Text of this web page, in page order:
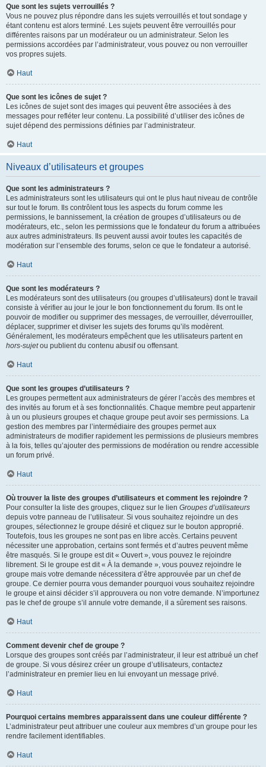
Que sont les sujets verrouillés ?
Vous ne pouvez plus répondre dans les sujets verrouillés et tout sondage y
étant contenu est alors terminé. Les sujets peuvent être verrouillés pour
différentes raisons par un modérateur ou un administrateur. Selon les
permissions accordées par l’administrateur, vous pouvez ou non verrouiller
vos propres sujets.
Haut
Que sont les icônes de sujet ?
Les icônes de sujet sont des images qui peuvent être associées à des
messages pour refléter leur contenu. La possibilité d’utiliser des icônes de
sujet dépend des permissions définies par l’administrateur.
Haut
Niveaux d’utilisateurs et groupes
Que sont les administrateurs ?
Les administrateurs sont les utilisateurs qui ont le plus haut niveau de contrôle
sur tout le forum. Ils contrôlent tous les aspects du forum comme les
permissions, le bannissement, la création de groupes d’utilisateurs ou de
modérateurs, etc., selon les permissions que le fondateur du forum a attribuées
aux autres administrateurs. Ils peuvent aussi avoir toutes les capacités de
modération sur l’ensemble des forums, selon ce que le fondateur a autorisé.
Haut
Que sont les modérateurs ?
Les modérateurs sont des utilisateurs (ou groupes d’utilisateurs) dont le travail
consiste à vérifier au jour le jour le bon fonctionnement du forum. Ils ont le
pouvoir de modifier ou supprimer des messages, de verrouiller, déverrouiller,
déplacer, supprimer et diviser les sujets des forums qu’ils modèrent.
Généralement, les modérateurs empêchent que les utilisateurs partent en
hors-sujetou publient du contenu abusif ou offensant.
Haut
Que sont les groupes d’utilisateurs ?
Les groupes permettent aux administrateurs de gérer l’accès des membres et
des invités au forum et à ses fonctionnalités. Chaque membre peut appartenir
à un ou plusieurs groupes et chaque groupe peut avoir ses permissions. La
gestion des membres par l’intermédiaire des groupes permet aux
administrateurs de modifier rapidement les permissions de plusieurs membres
à la fois, telles qu’ajouter des permissions de modération ou rendre accessible
un forum privé.
Haut
Où trouver la liste des groupes d’utilisateurs et comment les rejoindre ?
Pour consulter la liste des groupes, cliquez sur le lien Groupes d’utilisateurs
depuis votre panneau de l’utilisateur. Si vous souhaitez rejoindre un des
groupes, sélectionnez le groupe désiré et cliquez sur le bouton approprié.
Toutefois, tous les groupes ne sont pas en libre accès. Certains peuvent
nécessiter une approbation, certains sont fermés et d’autres peuvent même
être masqués. Si le groupe est dit « Ouvert », vous pouvez le rejoindre
librement. Si le groupe est dit « À la demande », vous pouvez rejoindre le
groupe mais votre demande nécessitera d’être approuvée par un chef de
groupe. Ce dernier pourra vous demander pourquoi vous souhaitez rejoindre
le groupe et ainsi décider s’il approuvera ou non votre demande. N’importunez
pas le chef de groupe s’il annule votre demande, il a sûrement ses raisons.
Haut
Comment devenir chef de groupe ?
Lorsque des groupes sont créés par l’administrateur, il leur est attribué un chef
de groupe. Si vous désirez créer un groupe d’utilisateurs, contactez
l’administrateur en premier lieu en lui envoyant un message privé.
Haut
Pourquoi certains membres apparaissent dans une couleur différente ?
L’administrateur peut attribuer une couleur aux membres d’un groupe pour les
rendre facilement identifiables.
Haut